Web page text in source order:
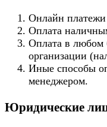
Онлайн платежи
Оплата
Оплата в любом
организации
Иные способы
менеджером.
Юридические